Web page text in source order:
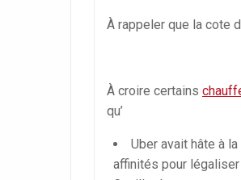
À rappeler que la cote
À croire certains
qu’
Uber avait hâte à
affinités pour légaliser